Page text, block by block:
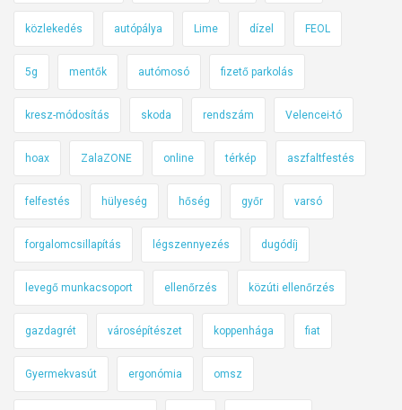
közlekedés autópálya Lime dízel FEOL
5g mentők autómosó fizető parkolás
kresz-módosítás skoda rendszám Velencei-tó
hoax ZalaZONE online térkép aszfaltfestés
felfestés hülyeség hőség győr varsó
forgalomcsillapítás légszennyezés dugódíj
levegő munkacsoport ellenőrzés közúti ellenőrzés
gazdagrét városépítészet koppenhága fiat
Gyermekvasút ergonómia omsz